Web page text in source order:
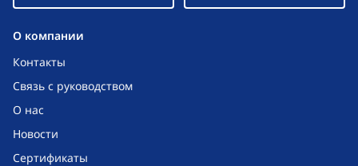
O компании
Контакты
Связь с руководством
О нас
Новости
Сертификаты